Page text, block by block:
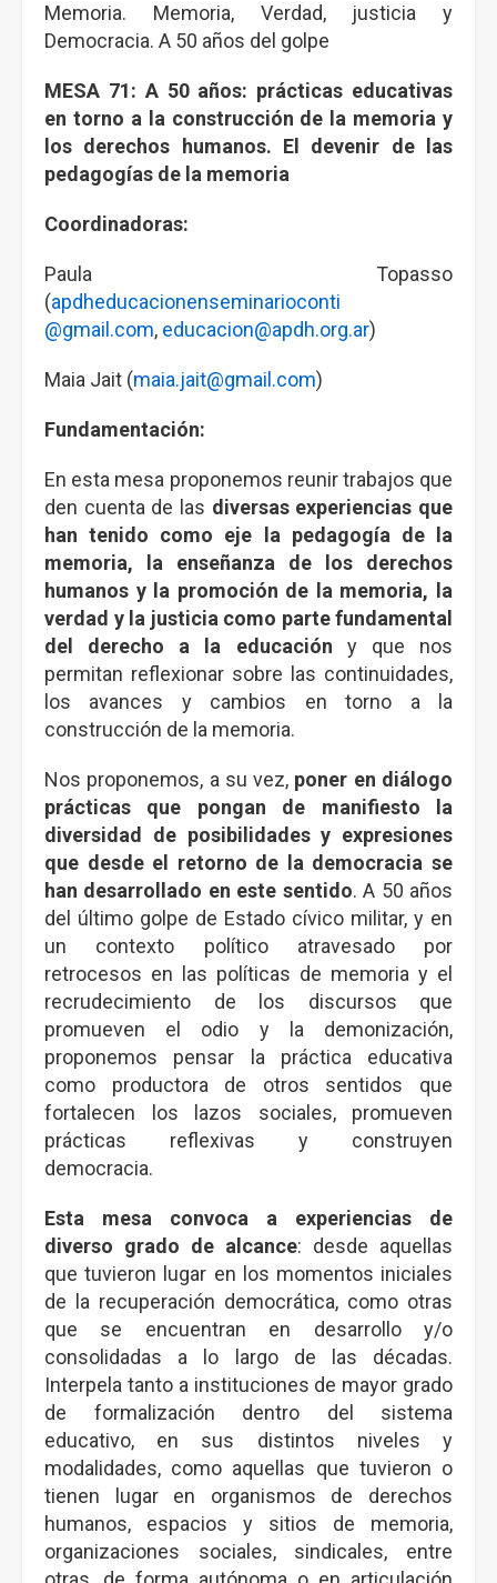
Memoria. Memoria, Verdad, justicia y
Democracia. A 50 años del golpe
MESA 71: A 50 años: prácticas educativas
en torno a la construcción de la memoria y
los derechos humanos. El devenir de las
pedagogías de la memoria
Coordinadoras:
Paula Topasso
(apdheducacionenseminarioconti
@gmail.com, educacion@apdh.org.ar)
Maia Jait (maia.jait@gmail.com)
Fundamentación:
En esta mesa proponemos reunir trabajos que
den cuenta de las diversas experiencias que
han tenido como eje la pedagogía de la
memoria, la enseñanza de los derechos
humanos y la promoción de la memoria, la
verdad y la justicia como parte fundamental
del derecho a la educación y que nos
permitan reflexionar sobre las continuidades,
los avances y cambios en torno a la
construcción de la memoria.
Nos proponemos, a su vez, poner en diálogo
prácticas que pongan de manifiesto la
diversidad de posibilidades y expresiones
que desde el retorno de la democracia se
han desarrollado en este sentido. A 50 años
del último golpe de Estado cívico militar, y en
un contexto político atravesado por
retrocesos en las políticas de memoria y el
recrudecimiento de los discursos que
promueven el odio y la demonización,
proponemos pensar la práctica educativa
como productora de otros sentidos que
fortalecen los lazos sociales, promueven
prácticas reflexivas y construyen
democracia.
Esta mesa convoca a experiencias de
diverso grado de alcance: desde aquellas
que tuvieron lugar en los momentos iniciales
de la recuperación democrática, como otras
que se encuentran en desarrollo y/o
consolidadas a lo largo de las décadas.
Interpela tanto a instituciones de mayor grado
de formalización dentro del sistema
educativo, en sus distintos niveles y
modalidades, como aquellas que tuvieron o
tienen lugar en organismos de derechos
humanos, espacios y sitios de memoria,
organizaciones sociales, sindicales, entre